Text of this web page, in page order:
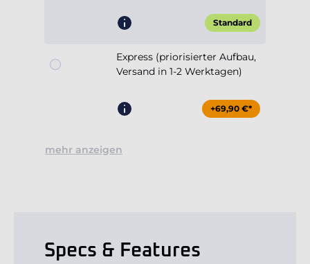
Standard
Express (priorisierter Aufbau,
Versand in 1-2 Werktagen)
+69,90 €*
mehr anzeigen
Specs & Features